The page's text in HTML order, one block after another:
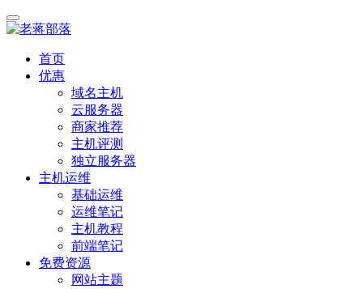
首页
优惠
域名主机
云服务器
商家推荐
主机评测
独立服务器
主机运维
基础运维
运维笔记
主机教程
前端笔记
免费资源
网站主题